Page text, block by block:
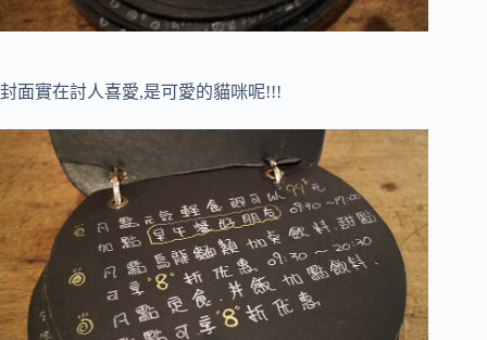
封面實在討人喜愛,是可愛的貓咪呢!!!